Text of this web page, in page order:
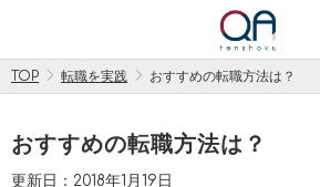
TOP 転職を実践 おすすめの転職方法は？
おすすめの転職方法は？
更新日：2018年1月19日